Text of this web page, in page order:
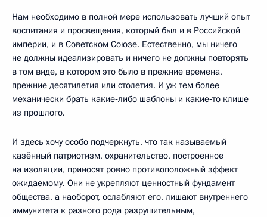
Нам необходимо в полной мере использовать лучший опыт
воспитания и просвещения, который был и в Российской
империи, и в Советском Союзе. Естественно, мы ничего
не должны идеализировать и ничего не должны повторять
в том виде, в котором это было в прежние времена,
прежние десятилетия или столетия. И уж тем более
механически брать какие‑либо шаблоны и какие‑то клише
из прошлого.
И здесь хочу особо подчеркнуть, что так называемый
казённый патриотизм, охранительство, построенное
на изоляции, приносят ровно противоположный эффект
ожидаемому. Они не укрепляют ценностный фундамент
общества, а наоборот, ослабляют его, лишают внутреннего
иммунитета к разного рода разрушительным,